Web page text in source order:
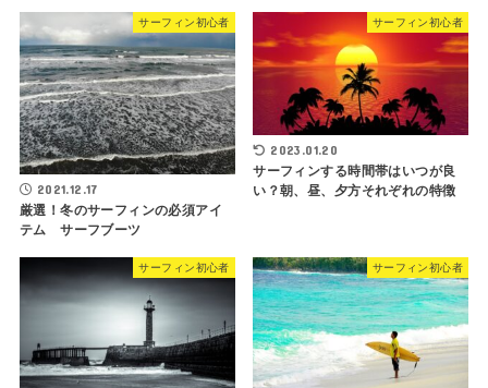
サーフィン初心者
2021.12.17
厳選！冬のサーフィンの必須アイ
テム サーフブーツ
サーフィン初心者
2023.01.20
サーフィンする時間帯はいつが良
い？朝、昼、夕方それぞれの特徴
サーフィン初心者 サーフィン初心者